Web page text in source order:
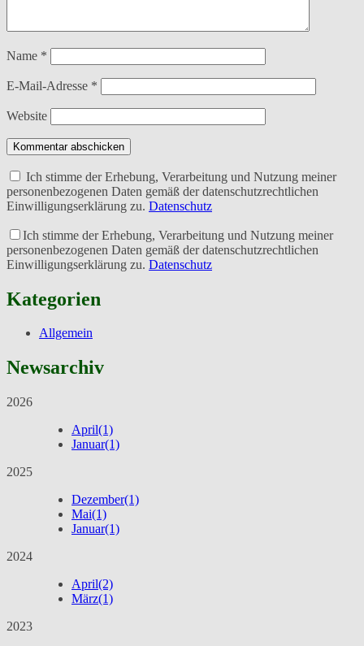
Name *
E-Mail-Adresse *
Website
Kommentar abschicken
Ich stimme der Erhebung, Verarbeitung und Nutzung meiner
personenbezogenen Daten gemäß der datenschutzrechtlichen
Einwilligungserklärung zu. Datenschutz
Ich stimme der Erhebung, Verarbeitung und Nutzung meiner
personenbezogenen Daten gemäß der datenschutzrechtlichen
Einwilligungserklärung zu. Datenschutz
Kategorien
Allgemein
Newsarchiv
2026
April(1)
Januar(1)
2025
Dezember(1)
Mai(1)
Januar(1)
2024
April(2)
März(1)
2023